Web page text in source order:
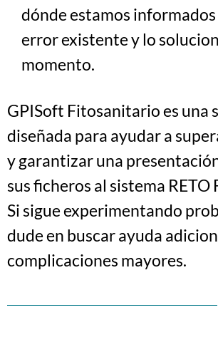
dónde estamos
error existente y lo
momento.
GPISoft Fitosanitario es una
diseñada para ayudar a
y garantizar una
sus ficheros al sistema
Si sigue experimentando
dude en buscar ayuda
complicaciones mayores.